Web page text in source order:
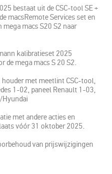
bestaat uit de CSC-tool SE +
macsRemote Services set en
mega macs S20 S2 naar
kalibratieset 2025
de mega macs S 20 S2.
met meetlint CSC-tool,
1-02, paneel Renault 1-03,
Hyundai
met andere acties en
vóór 31 oktober 2025.
van prijswijzigingen